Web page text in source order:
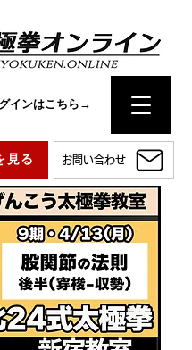
お問い合わせ
見る
インはこちら→